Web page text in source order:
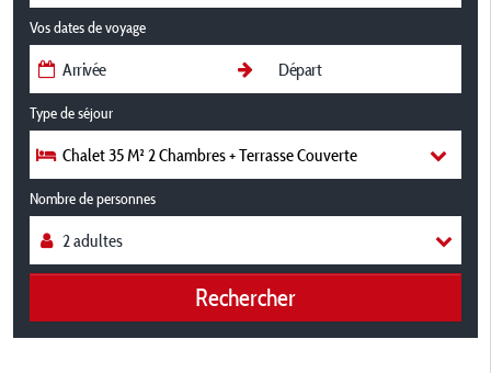
Vos dates de voyage
Type de séjour
Chalet 35 M² 2 Chambres + Terrasse Couverte
Nombre de personnes
Rechercher